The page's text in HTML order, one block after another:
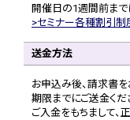
開催日の1週間前まで
セミナー各種割引制
送金方法
お申込み後、請求書
期限までにご送金くだ
ご入金をもちまして、